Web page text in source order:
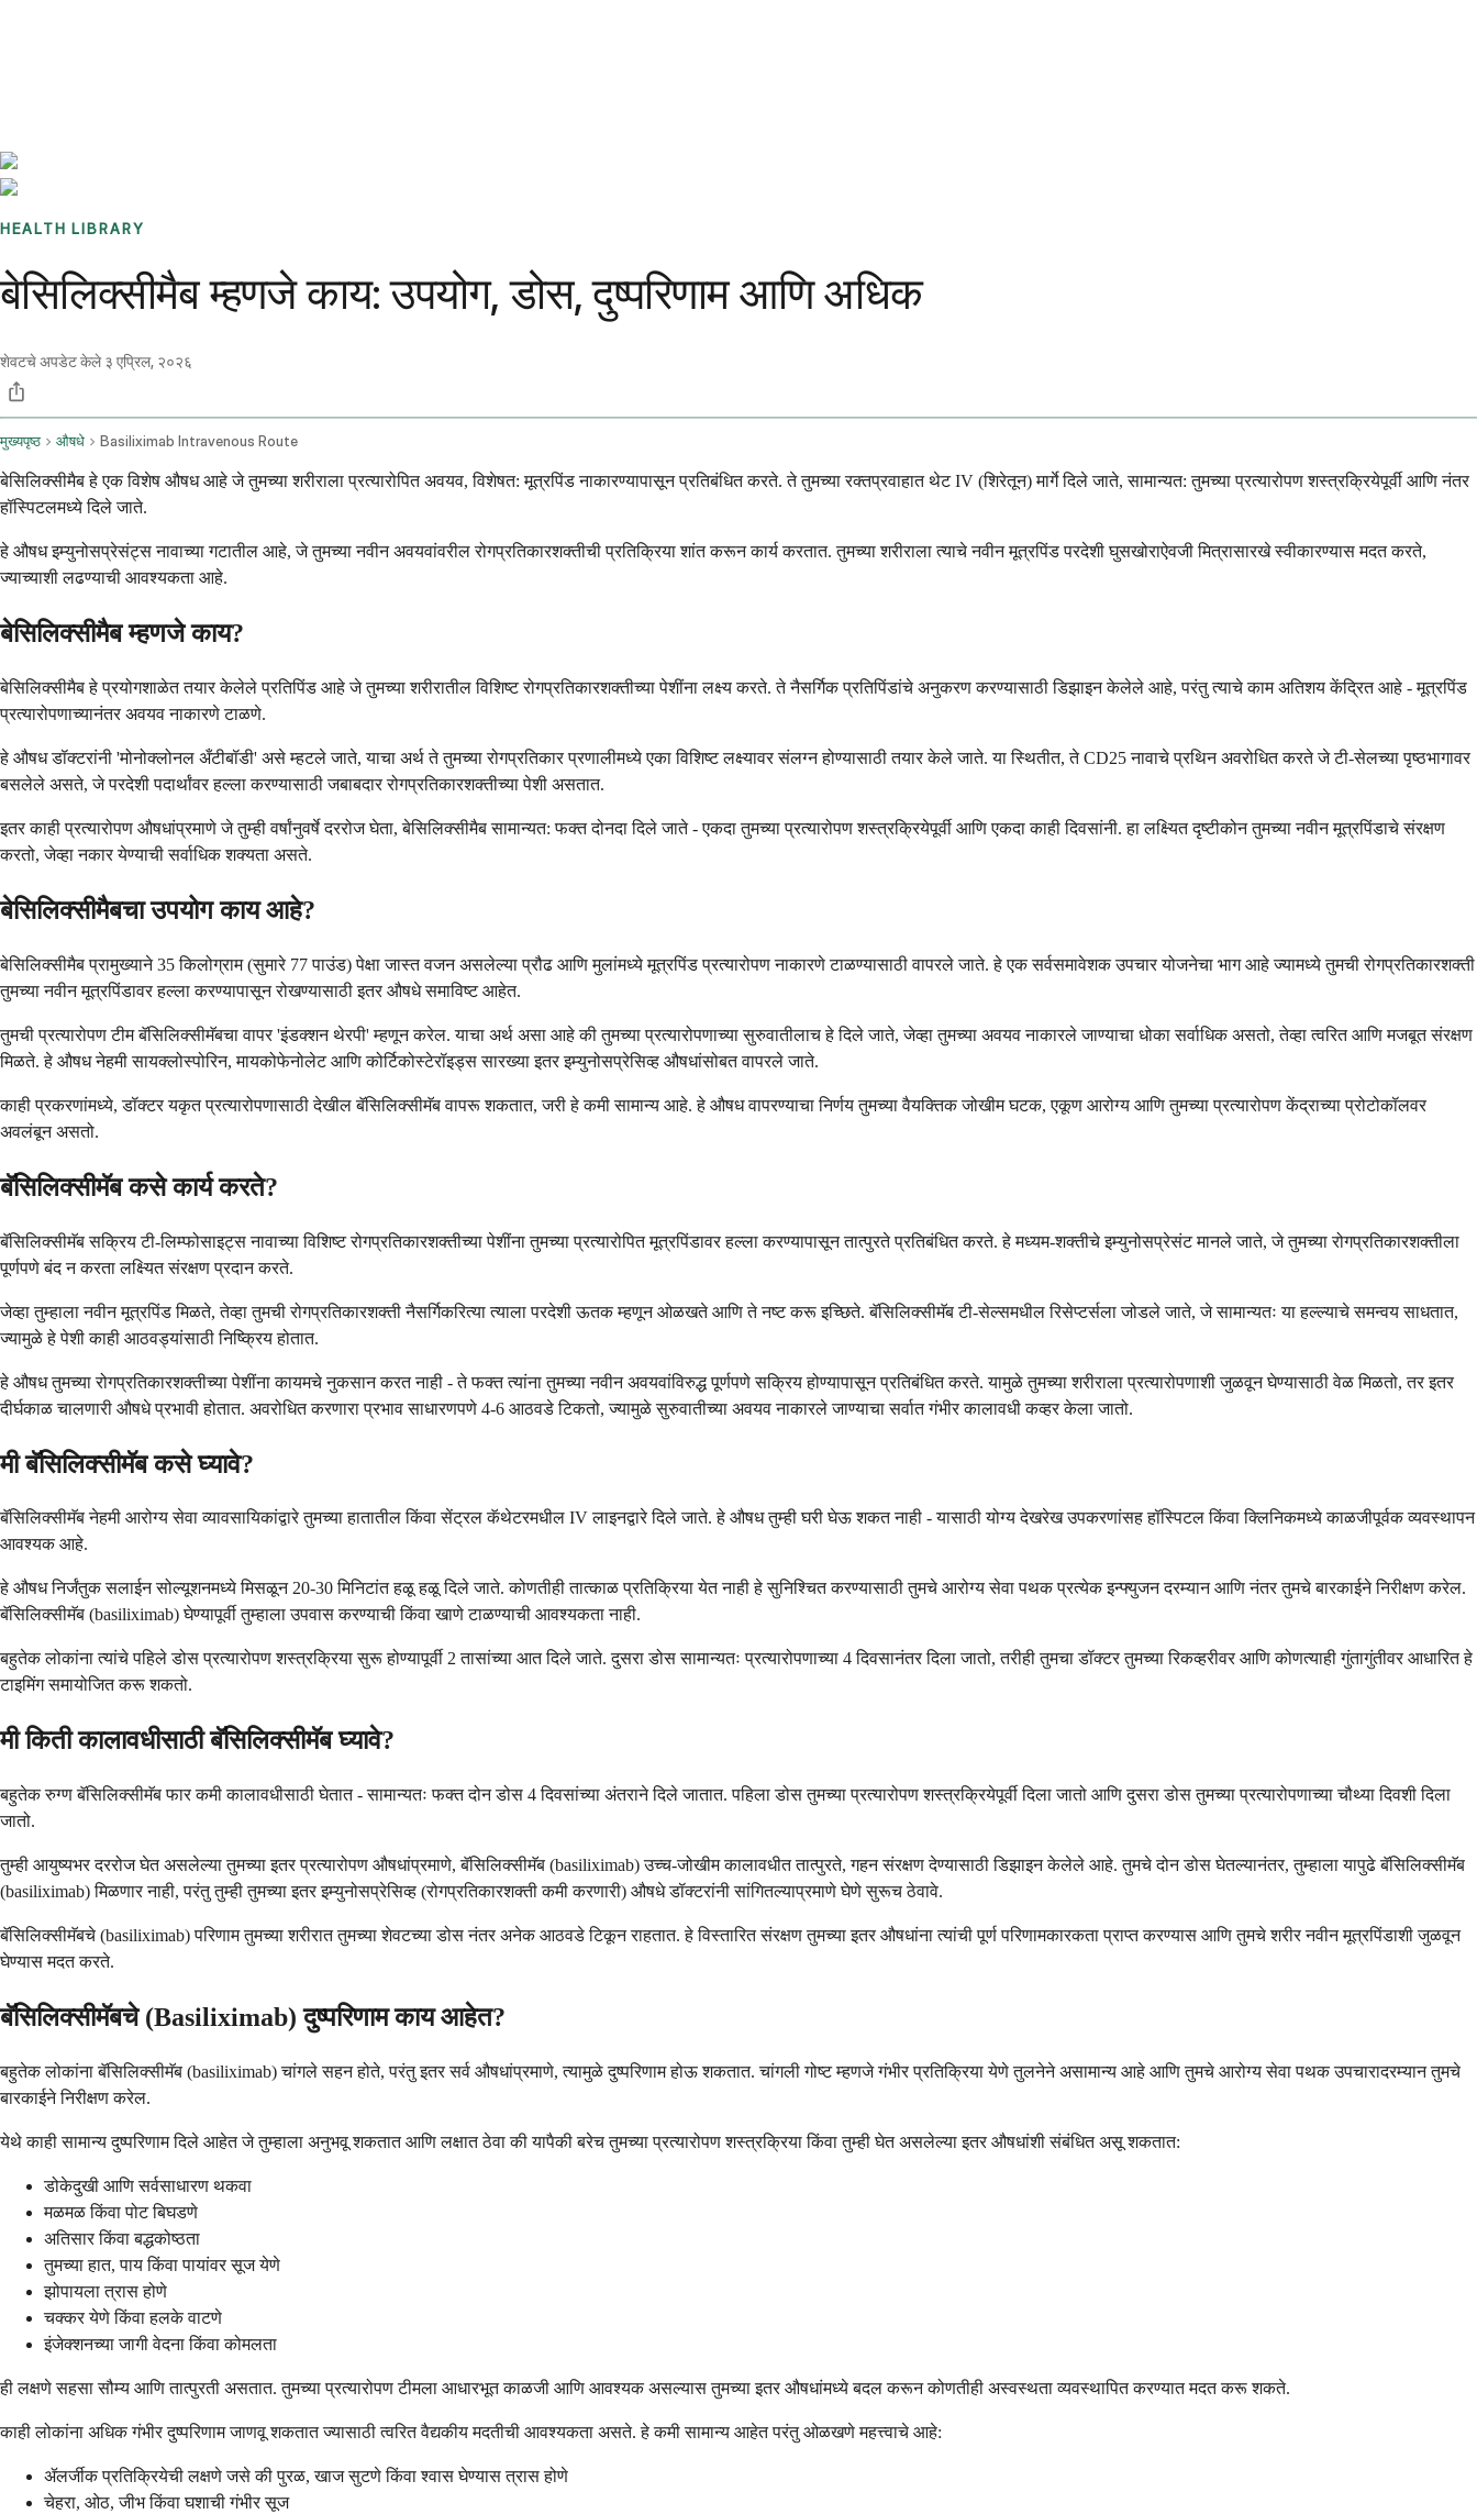
HEALTH LIBRARY
बेसिलिक्सीमैब म्हणजे काय: उपयोग, डोस, दुष्परिणाम आणि अधिक
शेवटचे अपडेट केले ३ एप्रिल, २०२६
मुख्यपृष्ठ औषधे Basiliximab Intravenous Route
बेसिलिक्सीमैब हे एक विशेष औषध आहे जे तुमच्या शरीराला प्रत्यारोपित अवयव, विशेषत: मूत्रपिंड नाकारण्यापासून प्रतिबंधित करते. ते तुमच्या रक्तप्रवाहात थेट IV (शिरेतून) मार्गे दिले जाते, सामान्यत: तुमच्या प्रत्यारोपण शस्त्रक्रियेपूर्वी आणि नंतर
हॉस्पिटलमध्ये दिले जाते.
हे औषध इम्युनोसप्रेसंट्स नावाच्या गटातील आहे, जे तुमच्या नवीन अवयवांवरील रोगप्रतिकारशक्तीची प्रतिक्रिया शांत करून कार्य करतात. तुमच्या शरीराला त्याचे नवीन मूत्रपिंड परदेशी घुसखोराऐवजी मित्रासारखे स्वीकारण्यास मदत करते,
ज्याच्याशी लढण्याची आवश्यकता आहे.
बेसिलिक्सीमैब म्हणजे काय?
बेसिलिक्सीमैब हे प्रयोगशाळेत तयार केलेले प्रतिपिंड आहे जे तुमच्या शरीरातील विशिष्ट रोगप्रतिकारशक्तीच्या पेशींना लक्ष्य करते. ते नैसर्गिक प्रतिपिंडांचे अनुकरण करण्यासाठी डिझाइन केलेले आहे, परंतु त्याचे काम अतिशय केंद्रित आहे - मूत्रपिंड
प्रत्यारोपणाच्यानंतर अवयव नाकारणे टाळणे.
हे औषध डॉक्टरांनी 'मोनोक्लोनल अँटीबॉडी' असे म्हटले जाते, याचा अर्थ ते तुमच्या रोगप्रतिकार प्रणालीमध्ये एका विशिष्ट लक्ष्यावर संलग्न होण्यासाठी तयार केले जाते. या स्थितीत, ते CD25 नावाचे प्रथिन अवरोधित करते जे टी-सेलच्या पृष्ठभागावर
बसलेले असते, जे परदेशी पदार्थांवर हल्ला करण्यासाठी जबाबदार रोगप्रतिकारशक्तीच्या पेशी असतात.
इतर काही प्रत्यारोपण औषधांप्रमाणे जे तुम्ही वर्षांनुवर्षे दररोज घेता, बेसिलिक्सीमैब सामान्यत: फक्त दोनदा दिले जाते - एकदा तुमच्या प्रत्यारोपण शस्त्रक्रियेपूर्वी आणि एकदा काही दिवसांनी. हा लक्ष्यित दृष्टीकोन तुमच्या नवीन मूत्रपिंडाचे संरक्षण
करतो, जेव्हा नकार येण्याची सर्वाधिक शक्यता असते.
बेसिलिक्सीमैबचा उपयोग काय आहे?
बेसिलिक्सीमैब प्रामुख्याने 35 किलोग्राम (सुमारे 77 पाउंड) पेक्षा जास्त वजन असलेल्या प्रौढ आणि मुलांमध्ये मूत्रपिंड प्रत्यारोपण नाकारणे टाळण्यासाठी वापरले जाते. हे एक सर्वसमावेशक उपचार योजनेचा भाग आहे ज्यामध्ये तुमची रोगप्रतिकारशक्ती
तुमच्या नवीन मूत्रपिंडावर हल्ला करण्यापासून रोखण्यासाठी इतर औषधे समाविष्ट आहेत.
तुमची प्रत्यारोपण टीम बॅसिलिक्सीमॅबचा वापर 'इंडक्शन थेरपी' म्हणून करेल. याचा अर्थ असा आहे की तुमच्या प्रत्यारोपणाच्या सुरुवातीलाच हे दिले जाते, जेव्हा तुमच्या अवयव नाकारले जाण्याचा धोका सर्वाधिक असतो, तेव्हा त्वरित आणि मजबूत संरक्षण
मिळते. हे औषध नेहमी सायक्लोस्पोरिन, मायकोफेनोलेट आणि कोर्टिकोस्टेरॉइड्स सारख्या इतर इम्युनोसप्रेसिव्ह औषधांसोबत वापरले जाते.
काही प्रकरणांमध्ये, डॉक्टर यकृत प्रत्यारोपणासाठी देखील बॅसिलिक्सीमॅब वापरू शकतात, जरी हे कमी सामान्य आहे. हे औषध वापरण्याचा निर्णय तुमच्या वैयक्तिक जोखीम घटक, एकूण आरोग्य आणि तुमच्या प्रत्यारोपण केंद्राच्या प्रोटोकॉलवर
अवलंबून असतो.
बॅसिलिक्सीमॅब कसे कार्य करते?
बॅसिलिक्सीमॅब सक्रिय टी-लिम्फोसाइट्स नावाच्या विशिष्ट रोगप्रतिकारशक्तीच्या पेशींना तुमच्या प्रत्यारोपित मूत्रपिंडावर हल्ला करण्यापासून तात्पुरते प्रतिबंधित करते. हे मध्यम-शक्तीचे इम्युनोसप्रेसंट मानले जाते, जे तुमच्या रोगप्रतिकारशक्तीला
पूर्णपणे बंद न करता लक्ष्यित संरक्षण प्रदान करते.
जेव्हा तुम्हाला नवीन मूत्रपिंड मिळते, तेव्हा तुमची रोगप्रतिकारशक्ती नैसर्गिकरित्या त्याला परदेशी ऊतक म्हणून ओळखते आणि ते नष्ट करू इच्छिते. बॅसिलिक्सीमॅब टी-सेल्समधील रिसेप्टर्सला जोडले जाते, जे सामान्यतः या हल्ल्याचे समन्वय साधतात,
ज्यामुळे हे पेशी काही आठवड्यांसाठी निष्क्रिय होतात.
हे औषध तुमच्या रोगप्रतिकारशक्तीच्या पेशींना कायमचे नुकसान करत नाही - ते फक्त त्यांना तुमच्या नवीन अवयवांविरुद्ध पूर्णपणे सक्रिय होण्यापासून प्रतिबंधित करते. यामुळे तुमच्या शरीराला प्रत्यारोपणाशी जुळवून घेण्यासाठी वेळ मिळतो, तर इतर
दीर्घकाळ चालणारी औषधे प्रभावी होतात. अवरोधित करणारा प्रभाव साधारणपणे 4-6 आठवडे टिकतो, ज्यामुळे सुरुवातीच्या अवयव नाकारले जाण्याचा सर्वात गंभीर कालावधी कव्हर केला जातो.
मी बॅसिलिक्सीमॅब कसे घ्यावे?
बॅसिलिक्सीमॅब नेहमी आरोग्य सेवा व्यावसायिकांद्वारे तुमच्या हातातील किंवा सेंट्रल कॅथेटरमधील IV लाइनद्वारे दिले जाते. हे औषध तुम्ही घरी घेऊ शकत नाही - यासाठी योग्य देखरेख उपकरणांसह हॉस्पिटल किंवा क्लिनिकमध्ये काळजीपूर्वक व्यवस्थापन
आवश्यक आहे.
हे औषध निर्जंतुक सलाईन सोल्यूशनमध्ये मिसळून 20-30 मिनिटांत हळू हळू दिले जाते. कोणतीही तात्काळ प्रतिक्रिया येत नाही हे सुनिश्चित करण्यासाठी तुमचे आरोग्य सेवा पथक प्रत्येक इन्फ्युजन दरम्यान आणि नंतर तुमचे बारकाईने निरीक्षण करेल.
बॅसिलिक्सीमॅब (basiliximab) घेण्यापूर्वी तुम्हाला उपवास करण्याची किंवा खाणे टाळण्याची आवश्यकता नाही.
बहुतेक लोकांना त्यांचे पहिले डोस प्रत्यारोपण शस्त्रक्रिया सुरू होण्यापूर्वी 2 तासांच्या आत दिले जाते. दुसरा डोस सामान्यतः प्रत्यारोपणाच्या 4 दिवसानंतर दिला जातो, तरीही तुमचा डॉक्टर तुमच्या रिकव्हरीवर आणि कोणत्याही गुंतागुंतीवर आधारित हे
टाइमिंग समायोजित करू शकतो.
मी किती कालावधीसाठी बॅसिलिक्सीमॅब घ्यावे?
बहुतेक रुग्ण बॅसिलिक्सीमॅब फार कमी कालावधीसाठी घेतात - सामान्यतः फक्त दोन डोस 4 दिवसांच्या अंतराने दिले जातात. पहिला डोस तुमच्या प्रत्यारोपण शस्त्रक्रियेपूर्वी दिला जातो आणि दुसरा डोस तुमच्या प्रत्यारोपणाच्या चौथ्या दिवशी दिला
जातो.
तुम्ही आयुष्यभर दररोज घेत असलेल्या तुमच्या इतर प्रत्यारोपण औषधांप्रमाणे, बॅसिलिक्सीमॅब (basiliximab) उच्च-जोखीम कालावधीत तात्पुरते, गहन संरक्षण देण्यासाठी डिझाइन केलेले आहे. तुमचे दोन डोस घेतल्यानंतर, तुम्हाला यापुढे बॅसिलिक्सीमॅब
(basiliximab) मिळणार नाही, परंतु तुम्ही तुमच्या इतर इम्युनोसप्रेसिव्ह (रोगप्रतिकारशक्ती कमी करणारी) औषधे डॉक्टरांनी सांगितल्याप्रमाणे घेणे सुरूच ठेवावे.
बॅसिलिक्सीमॅबचे (basiliximab) परिणाम तुमच्या शरीरात तुमच्या शेवटच्या डोस नंतर अनेक आठवडे टिकून राहतात. हे विस्तारित संरक्षण तुमच्या इतर औषधांना त्यांची पूर्ण परिणामकारकता प्राप्त करण्यास आणि तुमचे शरीर नवीन मूत्रपिंडाशी जुळवून
घेण्यास मदत करते.
बॅसिलिक्सीमॅबचे (Basiliximab) दुष्परिणाम काय आहेत?
बहुतेक लोकांना बॅसिलिक्सीमॅब (basiliximab) चांगले सहन होते, परंतु इतर सर्व औषधांप्रमाणे, त्यामुळे दुष्परिणाम होऊ शकतात. चांगली गोष्ट म्हणजे गंभीर प्रतिक्रिया येणे तुलनेने असामान्य आहे आणि तुमचे आरोग्य सेवा पथक उपचारादरम्यान तुमचे
बारकाईने निरीक्षण करेल.
येथे काही सामान्य दुष्परिणाम दिले आहेत जे तुम्हाला अनुभवू शकतात आणि लक्षात ठेवा की यापैकी बरेच तुमच्या प्रत्यारोपण शस्त्रक्रिया किंवा तुम्ही घेत असलेल्या इतर औषधांशी संबंधित असू शकतात:
डोकेदुखी आणि सर्वसाधारण थकवा
मळमळ किंवा पोट बिघडणे
अतिसार किंवा बद्धकोष्ठता
तुमच्या हात, पाय किंवा पायांवर सूज येणे
झोपायला त्रास होणे
चक्कर येणे किंवा हलके वाटणे
इंजेक्शनच्या जागी वेदना किंवा कोमलता
ही लक्षणे सहसा सौम्य आणि तात्पुरती असतात. तुमच्या प्रत्यारोपण टीमला आधारभूत काळजी आणि आवश्यक असल्यास तुमच्या इतर औषधांमध्ये बदल करून कोणतीही अस्वस्थता व्यवस्थापित करण्यात मदत करू शकते.
काही लोकांना अधिक गंभीर दुष्परिणाम जाणवू शकतात ज्यासाठी त्वरित वैद्यकीय मदतीची आवश्यकता असते. हे कमी सामान्य आहेत परंतु ओळखणे महत्त्वाचे आहे:
ॲलर्जीक प्रतिक्रियेची लक्षणे जसे की पुरळ, खाज सुटणे किंवा श्वास घेण्यास त्रास होणे
चेहरा, ओठ, जीभ किंवा घशाची गंभीर सूज